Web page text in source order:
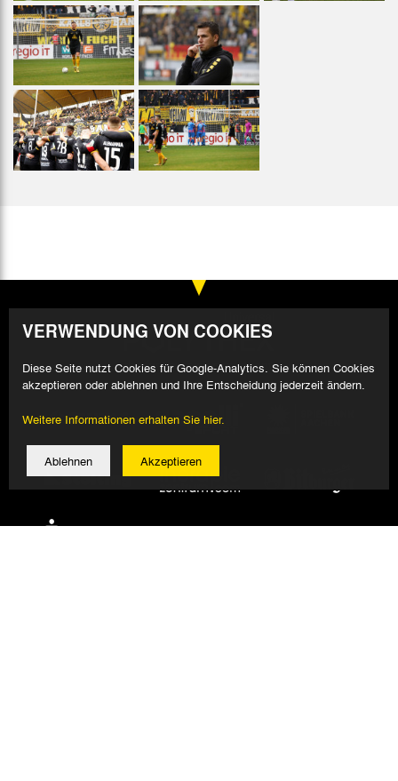
VERWENDUNG VON COOKIES
Diese Seite nutzt Cookies für Google-Analytics. Sie können Cookies
akzeptieren oder ablehnen und Ihre Entscheidung jederzeit ändern.
Weitere Informationen erhalten Sie hier.
Ablehnen Akzeptieren